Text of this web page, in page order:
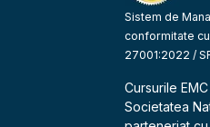
Sistem de
conformitate
27001:2022 /
Cursurile
Societatea